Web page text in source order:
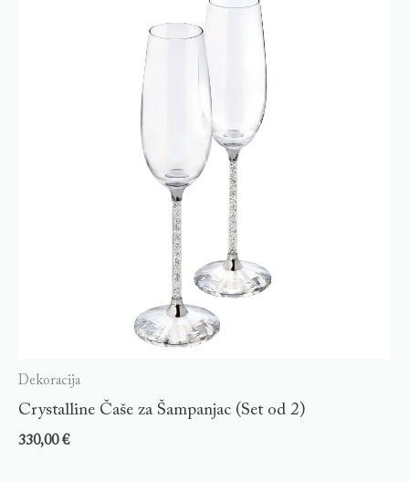
Dekoracija
Crystalline Čaše za Šampanjac (Set od 2)
330,00€